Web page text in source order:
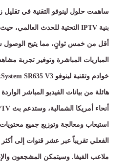
ساهمت حلول لينوفو التقنية في تقليل
بنية IPTV التحتية للحدث العالمي،
أقل من خمس ثوانٍ، مما يتيح الوصول
المباريات المباشرة وتوفير تجربة
خوادم وتقنية لينوفو SR635 V3
هائلة من بيانات الفيديو المباشر
أنحاء أمريكا الشمالية، وستدعم بث
استيعاب ومعالجة وتوزيع جميع
الفعلي تقريباً عبر عشر قنوات إلى
ملاعب الفيفا. وسيتمكن المشجعون